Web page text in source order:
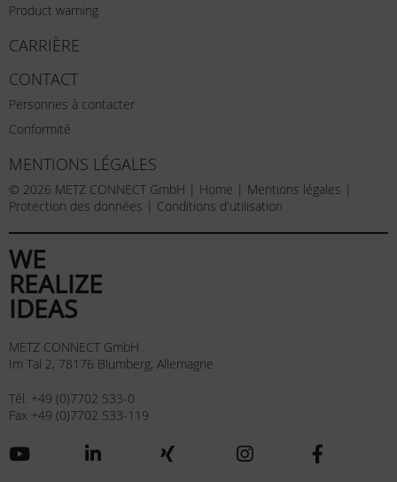
Product warning
CARRIÈRE
CONTACT
Personnes à contacter
Conformité
MENTIONS LÉGALES
© 2026 METZ CONNECT GmbH | Home | Mentions légales |
Protection des données | Conditions d'utilisation
WE
REALIZE
IDEAS
METZ CONNECT GmbH
Im Tal 2, 78176 Blumberg, Allemagne
Tél. +49 (0)7702 533-0
Fax +49 (0)7702 533-119